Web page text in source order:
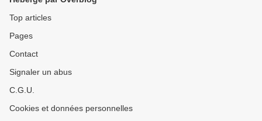
Top articles
Pages
Contact
Signaler un abus
C.G.U.
Cookies et données personnelles